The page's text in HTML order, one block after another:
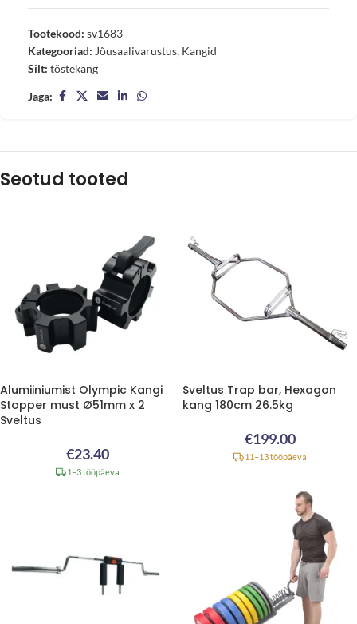
Tootekood: sv1683
Kategooriad: Jõusaalivarustus, Kangid
Silt: tõstekang
Jaga:
Seotud tooted
Alumiiniumist Olympic Kangi
Stopper must Ø51mm x 2
Sveltus
€23.40
1–3 tööpäeva
Sveltus Trap bar, Hexagon
kang 180cm 26.5kg
€199.00
11–13 tööpäeva